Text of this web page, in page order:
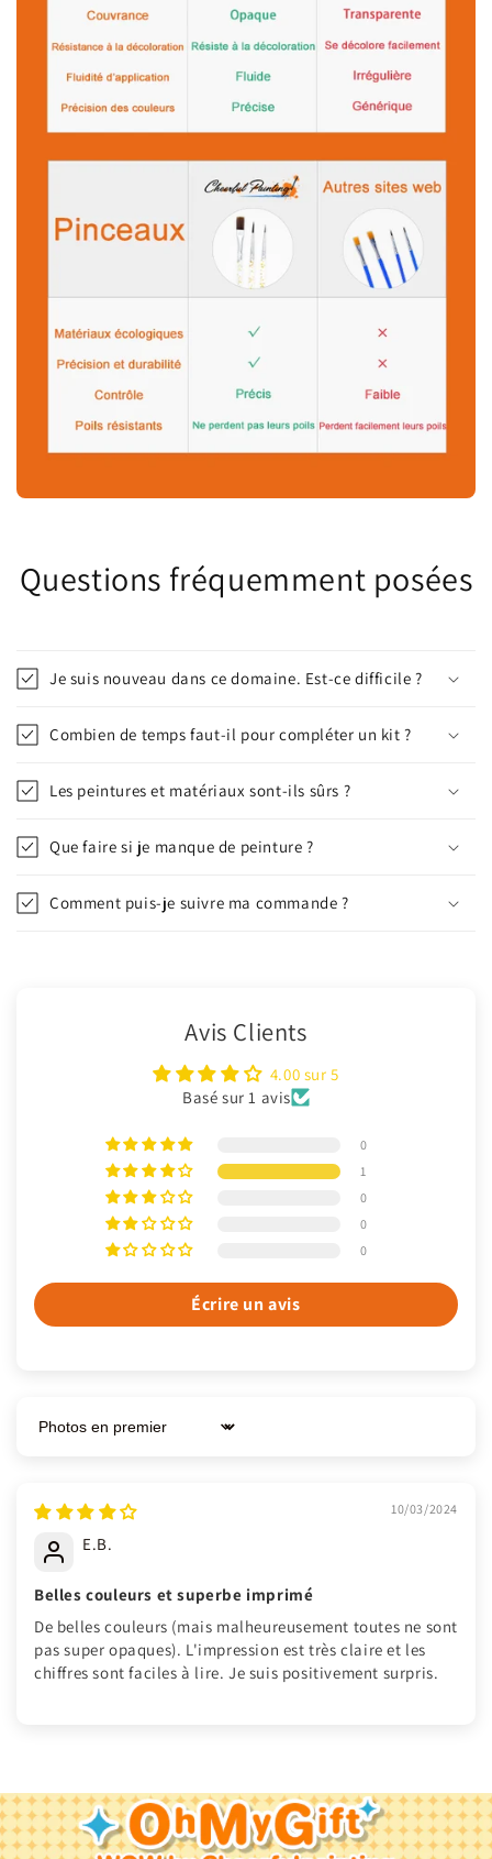
Questions fréquemment posées
Je suis nouveau dans ce domaine. Est-ce difficile ?
Combien de temps faut-il pour compléter un kit ?
Les peintures et matériaux sont-ils sûrs ?
Que faire si je manque de peinture ?
Comment puis-je suivre ma commande ?
Avis Clients
4.00 sur 5
Basé sur 1 avis
0
1
0
0
0
Écrire un avis
Sort by
10/03/2024
E.B.
Belles couleurs et superbe imprimé
De belles couleurs (mais malheureusement toutes ne sont
pas super opaques). L'impression est très claire et les
chiffres sont faciles à lire. Je suis positivement surpris.